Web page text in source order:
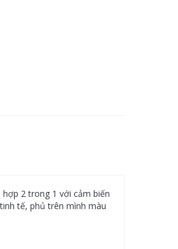
2 trong 1 với cảm biến
tế, phủ trên mình màu